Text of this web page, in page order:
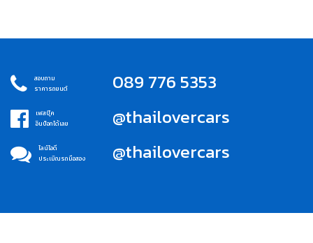
สอบถาม
ราคารถยนต์
089 776 5353
เฟสบุ๊ค
อินบ็อกได้เลย
@thailovercars
ไลน์ไอดี
ประเมิณรถมือสอง
@thailovercars